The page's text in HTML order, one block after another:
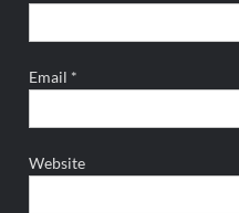
Email *
Website